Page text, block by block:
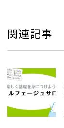
関連記事